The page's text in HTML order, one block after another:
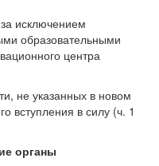
исключением
образовательными
центра
не указанных в новом
вступления в силу (ч. 1
органы